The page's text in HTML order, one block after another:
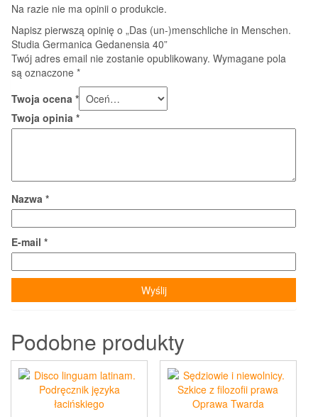
Na razie nie ma opinii o produkcie.
Napisz pierwszą opinię o „Das (un-)menschliche in Menschen.
Studia Germanica Gedanensia 40”
Twój adres email nie zostanie opublikowany. Wymagane pola
są oznaczone *
Twoja ocena *
Twoja opinia *
Nazwa *
E-mail *
Podobne produkty